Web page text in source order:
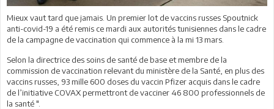
Mieux vaut tard que jamais. Un premier lot de vaccins russes Spoutnick
anti-covid-19 a été remis ce mardi aux autorités tunisiennes dans le cadre
de la campagne de vaccination qui commence à la mi 13 mars.
Selon la directrice des soins de santé de base et membre de la
commission de vaccination relevant du ministère de la Santé, en plus des
vaccins russes, 93 mille 600 doses du vaccin Pfizer acquis dans le cadre
de l’initiative COVAX permettront de vacciner 46 800 professionnels de
la santé ".